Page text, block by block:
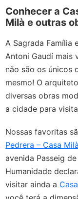
Conhecer a
Milà e outras
A Sagrada Família
Antoni Gaudí mais
não são os únicos
mesmo! O
diversas obras
a cidade para
Nossas favoritas
Pedrera – Casa Milà
avenida Passeig
Humanidade
visitar ainda a